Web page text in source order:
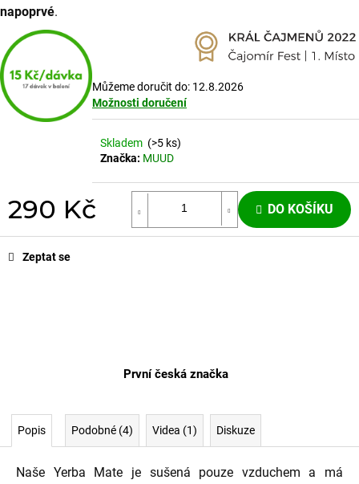
napoprvé.
Můžeme doručit do: 12.8.2026
Možnosti doručení
Skladem (>5 ks)
Značka: MUUD
290 Kč DO KOŠÍKU
Zeptat se
První česká značka
Popis Podobné (4) Videa (1) Diskuze
Naše Yerba Mate je sušená pouze vzduchem a má